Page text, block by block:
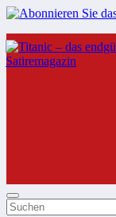
Zum
Inhalt
springen